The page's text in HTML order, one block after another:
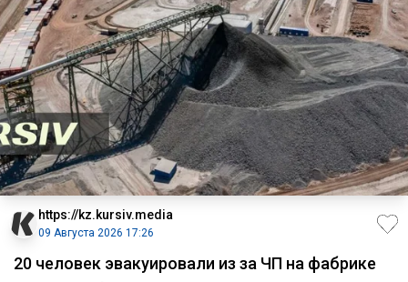
https://kz.kursiv.media
09 Августа 2026 17:26
20 человек эвакуировали из за ЧП на фабрике